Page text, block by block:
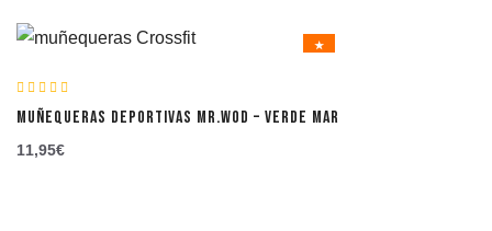
★
MUÑEQUERAS DEPORTIVAS MR.WOD – VERDE MAR
11,95€